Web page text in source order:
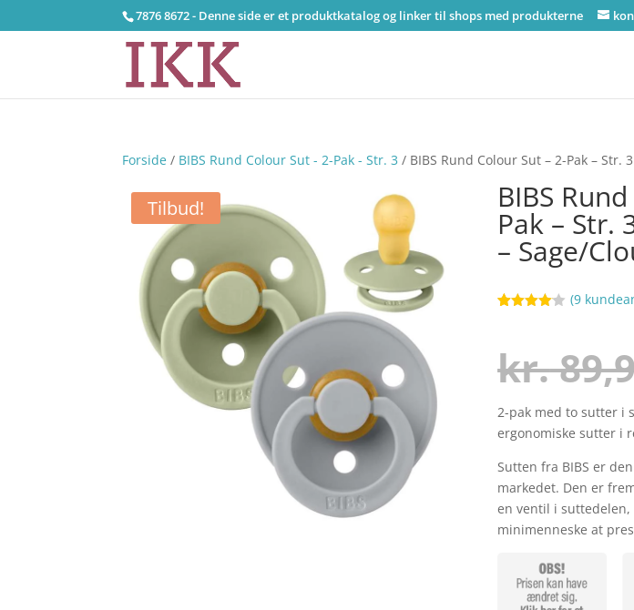
7876 8672 - Denne side er et produktkatalog og linker til shops med produkterne
Forside / BIBS Rund Colour Sut - 2-Pak - Str. 3 / BIBS Rund Colour Sut – 2-Pak – Str.
Tilbud! BIBS
Pak – Str.
– Sage/
baseret
på
kundebed
r
(9
kr.
2-pak med to sutter i
ergonomiske sutter i
Sutten fra BIBS er
markedet. Den er
en ventil i
minimenneske at